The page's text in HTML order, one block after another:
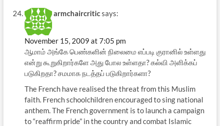
armchaircriticsays:
November 15, 2009 at 7:05 pm
ஆமாம் அங்கே பெண்களின் நிலைமை எப்படி குரானில் உள்ளது
என்று கூறுகிறார்களே அது போல உள்ளதா? கல்வி அளிக்கப்
படுகிறதா? சமமாக நடத்தப் படுகிறார்களா?
The French have realised the threat from this Muslim
faith. French schoolchildren encouraged to sing national
anthem. The French government is to launch a campaign
to “reaffirm pride” in the country and combat Islamic